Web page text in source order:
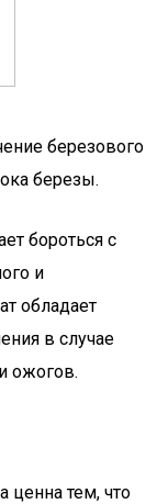
березового
березы.
бороться с
и
обладает
в случае
ожогов.
ценна тем, что